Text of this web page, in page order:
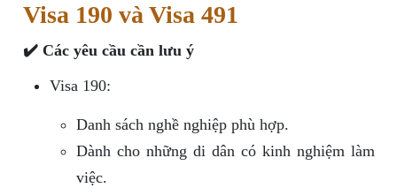
Visa 190 và Visa 491
✔️ Các yêu cầu cần lưu ý
Visa 190:
Danh sách nghề nghiệp phù hợp.
Dành cho những di dân có kinh nghiệm làm
việc.